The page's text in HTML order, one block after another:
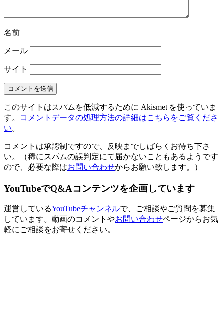
名前
メール
サイト
このサイトはスパムを低減するために Akismet を使っていま
す。
コメントデータの処理方法の詳細はこちらをご覧くださ
い。
コメントは承認制ですので、反映までしばらくお待ち下さ
い。（稀にスパムの誤判定にて届かないこともあるようです
ので、必要な際はお問い合わせからお願い致します。）
YouTubeでQ&Aコンテンツを企画しています
運営しているYouTubeチャンネルで、ご相談やご質問を募集
しています。動画のコメントやお問い合わせページからお気
軽にご相談をお寄せください。